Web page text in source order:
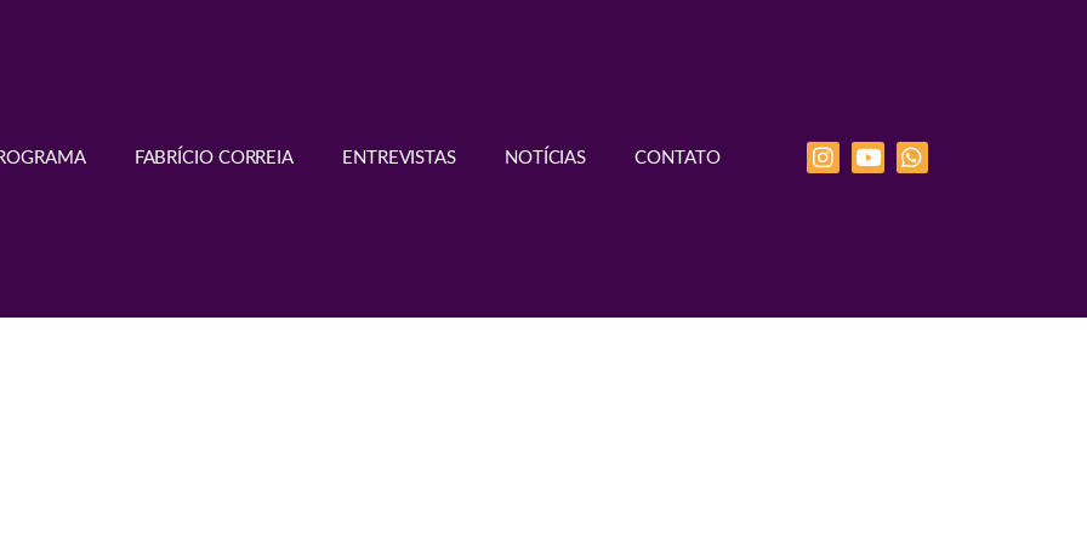
FABRÍCIO CORREIA ENTREVISTAS NOTÍCIAS CONTATO